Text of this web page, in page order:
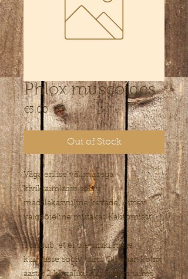
Phlox muscoides
€5.00Price
Out of Stock
Väga erilise välimusega
kiviktaimlasse sobiv
madalakasvuline kevadel õitsev
valgeõieline mütakas Kaliforniast
Tundub, et ei ole siiski meie
kliimasse sobiv taim. Oli paar-kolm
aastat 2 korraliku suurusega taime